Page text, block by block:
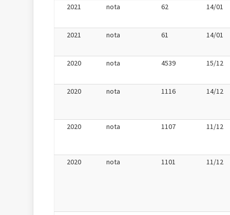
2021 nota 62 14/01
2021 nota 61 14/01
2020 nota 4539 15/12
2020 nota 1116 14/12
2020 nota 1107 11/12
2020 nota 1101 11/12